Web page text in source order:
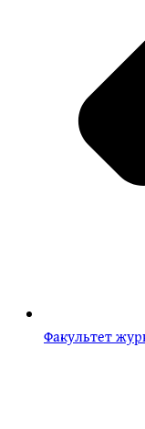
Факультет